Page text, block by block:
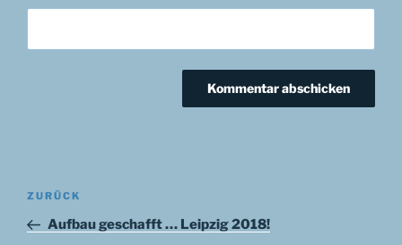
Beitragsnavigation
Vorheriger
Beitrag
ZURÜCK
Aufbau geschafft … Leipzig 2018!